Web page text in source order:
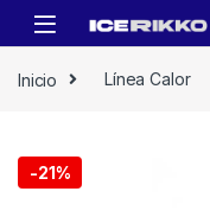
Inicio Línea Calor
-21%